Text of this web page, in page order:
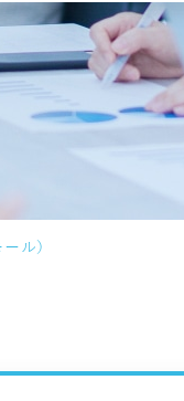
ル）